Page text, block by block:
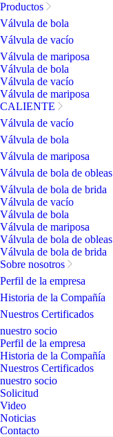
Productos
Válvula de bola
Válvula de vacío
Válvula de mariposa
Válvula de bola
Válvula de vacío
Válvula de mariposa
CALIENTE
Válvula de vacío
Válvula de bola
Válvula de mariposa
Válvula de bola de obleas
Válvula de bola de brida
Válvula de vacío
Válvula de bola
Válvula de mariposa
Válvula de bola de obleas
Válvula de bola de brida
Sobre nosotros
Perfil de la empresa
Historia de la Compañía
Nuestros Certificados
nuestro socio
Perfil de la empresa
Historia de la Compañía
Nuestros Certificados
nuestro socio
Solicitud
Video
Noticias
Contacto